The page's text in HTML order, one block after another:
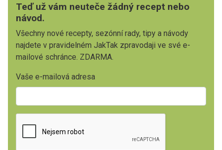
Teď už vám neuteče žádný recept nebo
návod.
Všechny nové recepty, sezónní rady, tipy a návody
najdete v pravidelném JakTak zpravodaji ve své e-
mailové schránce. ZDARMA.
Vaše e-mailová adresa